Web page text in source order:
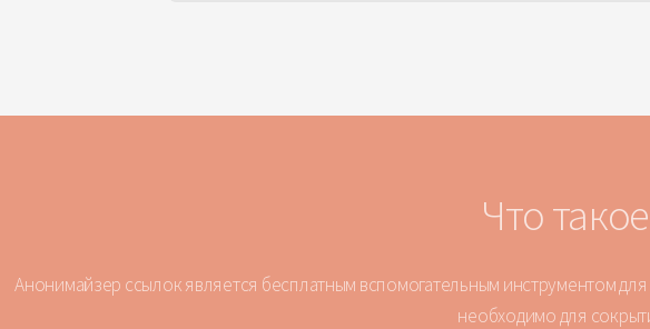
Что
Анонимайзер ссылок является бесплатным вспомогательным инструментом
необходимо для